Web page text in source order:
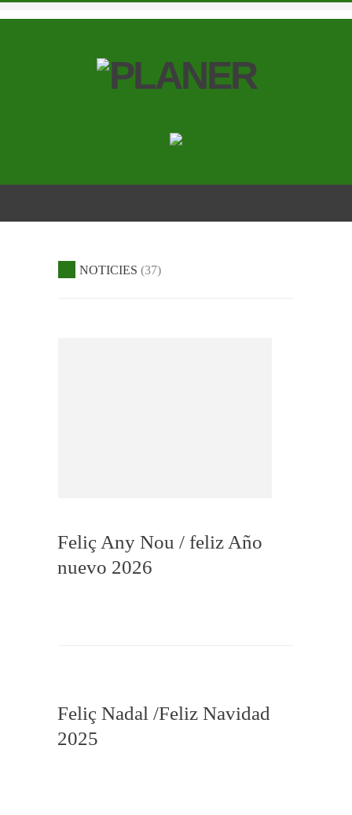
NOTICIES 37
Feliç Any Nou / feliz Año
nuevo 2026
Feliç Nadal /Feliz Navidad
2025